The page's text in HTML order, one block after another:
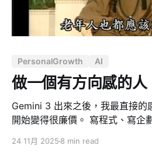
想無疑是最顯眼、也是槓桿率最高的一個。
流行，真正做到的人越少 納瓦爾觀察到一個很尖銳的現
象：冥想在現代社會變得像一種
件、各種平台 —— 幾乎每個人都
PersonalGrowth AI
做一個有方向感的人
Gemini 3 出來之後，我最直接的
開始變得很廉價。 寫程式、寫企劃、寫簡報、寫廣告文
題、會下指令的人，加上一個夠
24 11月 2025 8 min read